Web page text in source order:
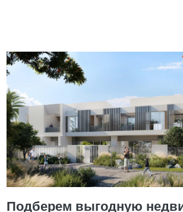
Подберем выгодную